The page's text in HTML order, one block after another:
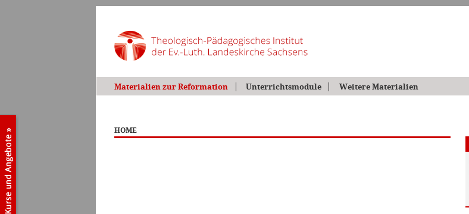
Materialien zur Reformation Unterrichtsmodule Weitere Materialien
HOME